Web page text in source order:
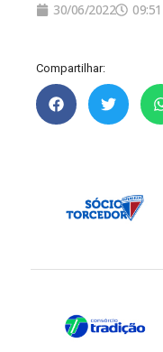
30/06/2022 09:51
Compartilhar: